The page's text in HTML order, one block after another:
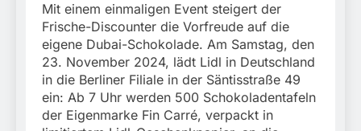
Mit einem einmaligen Event steigert der
Frische-Discounter die Vorfreude auf die
eigene Dubai-Schokolade. Am Samstag, den
23. November 2024, lädt Lidl in Deutschland
in die Berliner Filiale in der Säntisstraße 49
ein: Ab 7 Uhr werden 500 Schokoladentafeln
der Eigenmarke Fin Carré, verpackt in